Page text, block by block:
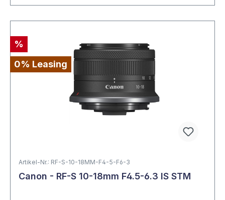
%
0% Leasing
Artikel-Nr.: RF-S-10-18MM-F4-5-F6-3
Canon - RF-S 10-18mm F4.5-6.3 IS STM